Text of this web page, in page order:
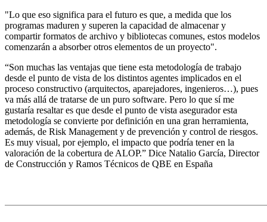
"Lo que eso significa para el futuro es que, a medida que los
programas maduren y superen la capacidad de almacenar y
compartir formatos de archivo y bibliotecas comunes, estos modelos
comenzarán a absorber otros elementos de un proyecto".
“Son muchas las ventajas que tiene esta metodología de trabajo
desde el punto de vista de los distintos agentes implicados en el
proceso constructivo (arquitectos, aparejadores, ingenieros…), pues
va más allá de tratarse de un puro software. Pero lo que sí me
gustaría resaltar es que desde el punto de vista asegurador esta
metodología se convierte por definición en una gran herramienta,
además, de Risk Management y de prevención y control de riesgos.
Es muy visual, por ejemplo, el impacto que podría tener en la
valoración de la cobertura de ALOP.” Dice Natalio García, Director
de Construcción y Ramos Técnicos de QBE en España